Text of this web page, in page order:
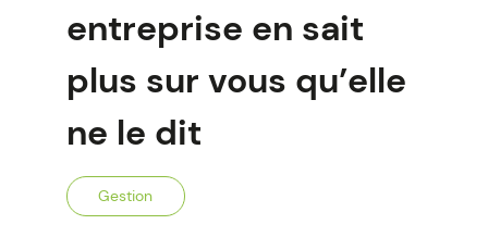
entreprise en sait
plus sur vous qu’elle
ne le dit
Gestion